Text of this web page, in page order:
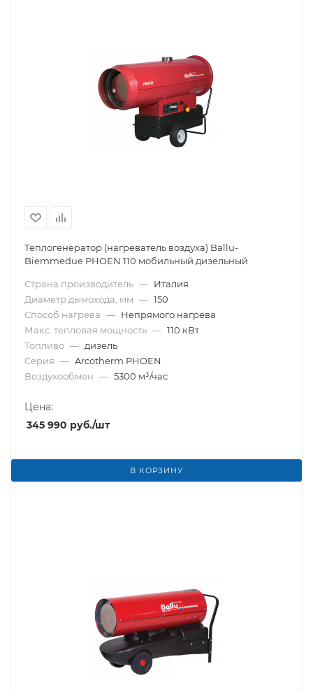
Теплогенератор (нагреватель воздуха) Ballu-
Biemmedue PHOEN 110 мобильный дизельный
Страна производитель — Италия
Диаметр дымохода, мм — 150
Способ нагрева — Непрямого нагрева
Макс. тепловая мощность — 110 кВт
Топливо — дизель
Серия — Arcotherm PHOEN
Воздухообмен — 5300 м³/час
Цена:
345 990 руб./шт
В КОРЗИНУ